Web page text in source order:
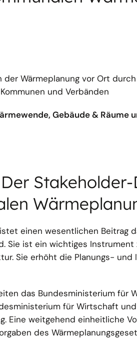
der Wärmeplanung vor Ort
und Verbänden
Gebäude & Räume
einen wesentlichen Beitrag
Sie ist ein wichtiges Instrument
Sie erhöht die Planungs-
das Bundesministerium für
für Wirtschaft
Eine weitgehend einheitliche
des